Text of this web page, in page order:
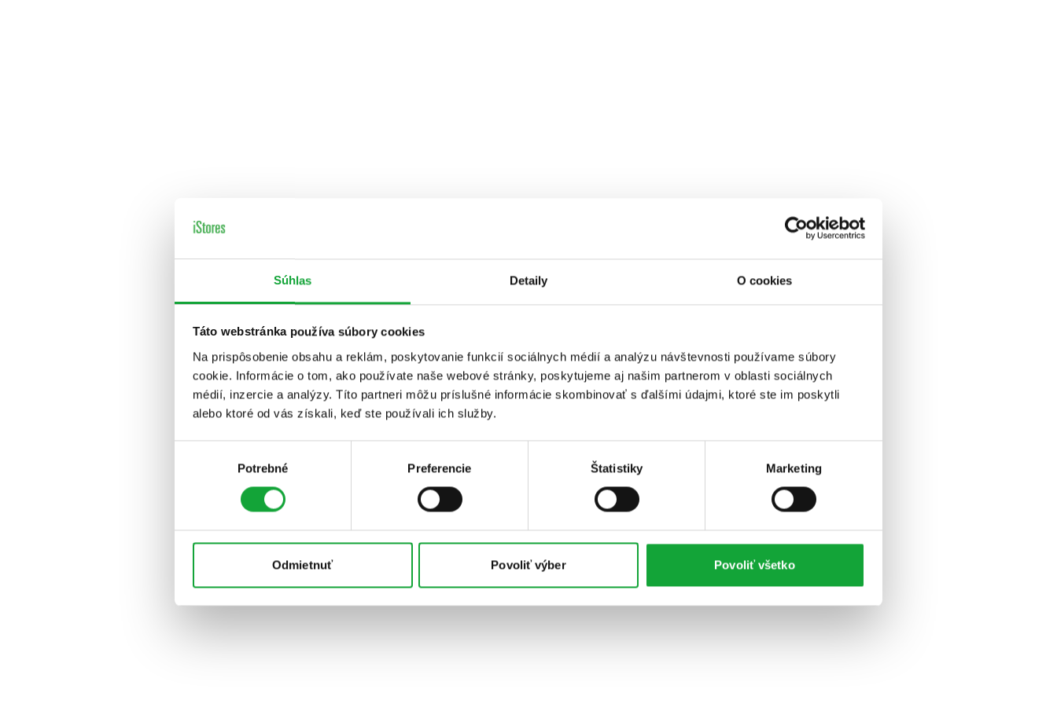
Súhlas Detaily O cookies
Táto webstránka používa súbory cookies
Na prispôsobenie obsahu a reklám, poskytovanie funkcií sociálnych médií a analýzu návštevnosti používame súbory
cookie. Informácie o tom, ako používate naše webové stránky, poskytujeme aj našim partnerom v oblasti sociálnych
médií, inzercie a analýzy. Títo partneri môžu príslušné informácie skombinovať s ďalšími údajmi, ktoré ste im poskytli
alebo ktoré od vás získali, keď ste používali ich služby.
Potrebné Preferencie Štatistiky Marketing
Odmietnuť Povoliť výber Povoliť všetko